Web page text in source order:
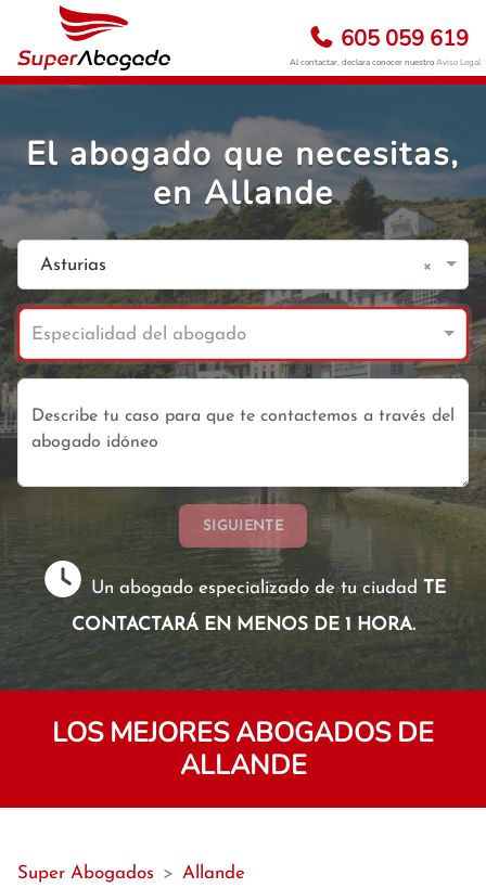
605 059 619
Al contactar, declara conocer nuestroAviso Legal
El abogado que necesitas,
en Allande
Asturias ×
Especialidad del abogado
SIGUIENTE
Un abogado especializado de tu ciudad TE
CONTACTARÁ EN MENOS DE 1 HORA.
LOS MEJORES ABOGADOS DE
ALLANDE
Super Abogados > Allande